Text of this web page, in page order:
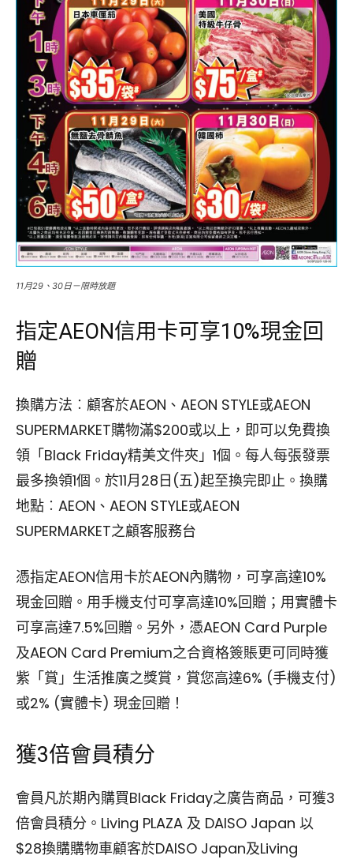
11月29、30日－限時放題
指定AEON信用卡可享10%現金回
贈
換購方法︰顧客於AEON、AEON STYLE或AEON
SUPERMARKET購物滿$200或以上，即可以免費換
領「Black Friday精美文件夾」1個。每人每張發票
最多換領1個。於11月28日(五)起至換完即止。換購
地點︰AEON、AEON STYLE或AEON
SUPERMARKET之顧客服務台
憑指定AEON信用卡於AEON內購物，可享高達10%
現金回贈。用手機支付可享高達10%回贈；用實體卡
可享高達7.5%回贈。另外，憑AEON Card Purple
及AEON Card Premium之合資格簽賬更可同時獲
紫「賞」生活推廣之獎賞，賞您高達6% (手機支付)
或2% (實體卡) 現金回贈！
獲3倍會員積分
會員凡於期內購買Black Friday之廣告商品，可獲3
倍會員積分。Living PLAZA 及 DAISO Japan 以
$28換購購物車顧客於DAISO Japan及Living